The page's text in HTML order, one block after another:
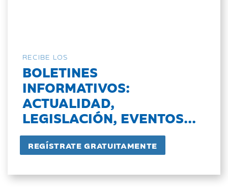
RECIBE LOS
BOLETINES
INFORMATIVOS:
ACTUALIDAD,
LEGISLACIÓN, EVENTOS...